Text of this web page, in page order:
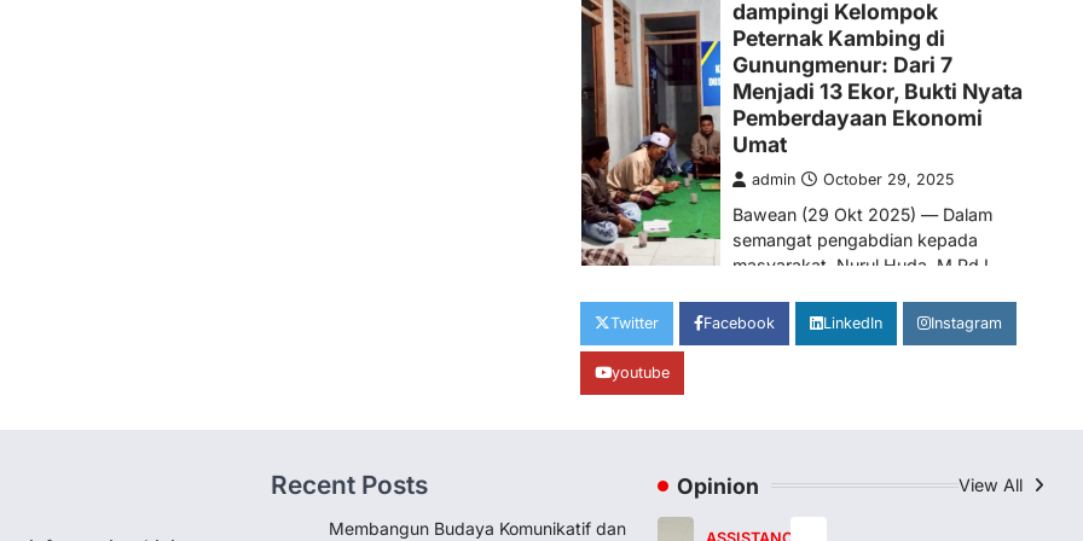
3
dosen Program…
4
PENGABDIAN SEMINAR
Seminar Nasional 2024:
Muwafiqus Shobri Dosen
STAI Hasan Jufri, Paparkan
Peran Kepemimpinan
Koordinator ICP
admin December 29, 2024
Yayasan Sohib Sukses Setia (YS3)
kembali menunjukkan komitmennya
Komunikatif dan Proaktif di
Grup Dosen
admin
Twitter Facebook LinkedIn Instagram
youtube
Recent Posts
Membangun Budaya Komunikatif dan
Opinion View All